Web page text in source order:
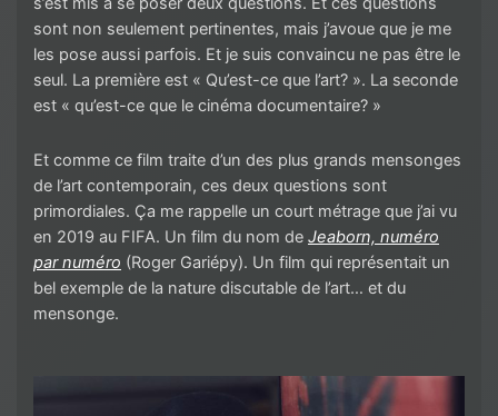
sont non seulement pertinentes, mais j’avoue que je me
les pose aussi parfois. Et je suis convaincu ne pas être le
seul. La première est « Qu’est-ce que l’art? ». La seconde
est « qu’est-ce que le cinéma documentaire? »
Et comme ce film traite d’un des plus grands mensonges
de l’art contemporain, ces deux questions sont
primordiales. Ça me rappelle un court métrage que j’ai vu
en 2019 au FIFA. Un film du nom de Jeaborn, numéro
par numéro (Roger Gariépy). Un film qui représentait un
bel exemple de la nature discutable de l’art… et du
mensonge.